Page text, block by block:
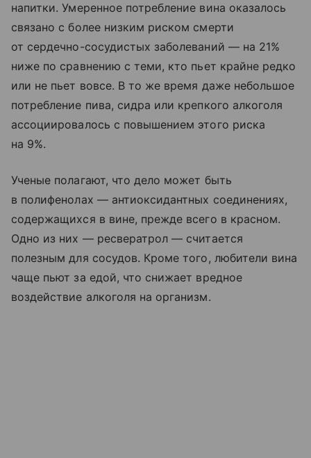
напитки. Умеренное потребление вина оказалось
связано с более низким риском смерти
от сердечно-сосудистых заболеваний — на 21%
ниже по сравнению с теми, кто пьет крайне редко
или не пьет вовсе. В то же время даже небольшое
потребление пива, сидра или крепкого алкоголя
ассоциировалось с повышением этого риска
на 9%.
Ученые полагают, что дело может быть
в полифенолах — антиоксидантных соединениях,
содержащихся в вине, прежде всего в красном.
Одно из них — ресвератрол — считается
полезным для сосудов. Кроме того, любители вина
чаще пьют за едой, что снижает вредное
воздействие алкоголя на организм.